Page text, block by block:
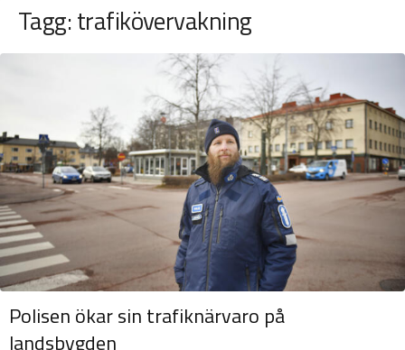
Tagg: trafikövervakning
Polisen ökar sin trafiknärvaro på
landsbygden